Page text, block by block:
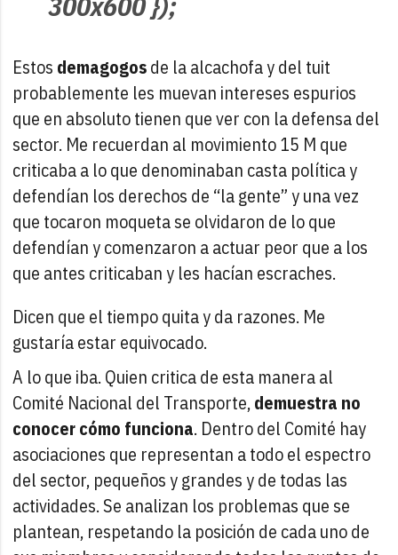
Estos demagogosde la alcachofa y del tuit
probablemente les muevan intereses espurios
que en absoluto tienen que ver con la defensa del
sector. Me recuerdan al movimiento 15 M que
criticaba a lo que denominaban casta política y
defendían los derechos de “la gente” y una vez
que tocaron moqueta se olvidaron de lo que
defendían y comenzaron a actuar peor que a los
que antes criticaban y les hacían escraches.
Dicen que el tiempo quita y da razones. Me
gustaría estar equivocado.
A lo que iba. Quien critica de esta manera al
Comité Nacional del Transporte,demuestra no
conocer cómo funciona. Dentro del Comité hay
asociaciones que representan a todo el espectro
del sector, pequeños y grandes y de todas las
actividades. Se analizan los problemas que se
plantean, respetando la posición de cada uno de